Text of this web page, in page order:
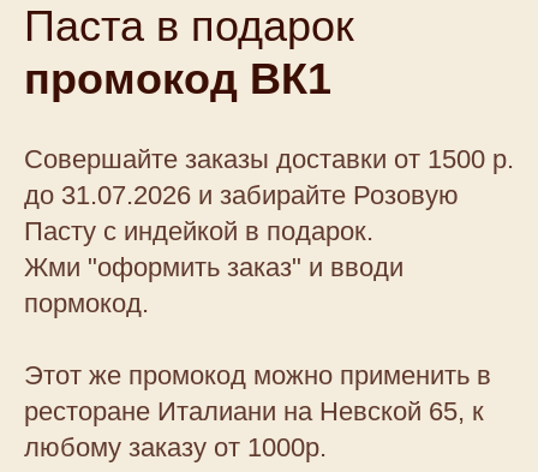
Паста в подарок
промокод ВК1
Совершайте заказы доставки от 1500 р.
до 31.07.2026 и забирайте Розовую
Пасту с индейкой в подарок.
Жми "оформить заказ" и вводи
пормокод.
Этот же промокод можно применить в
ресторане Италиани на Невской 65, к
любому заказу от 1000р.